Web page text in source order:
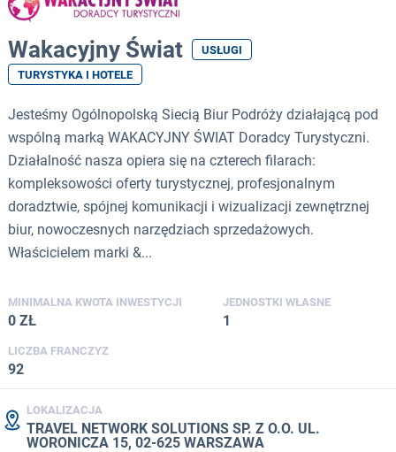
Wakacyjny Świat
USŁUGI
TURYSTYKA I HOTELE
Jesteśmy Ogólnopolską Siecią Biur Podróży działającą pod
wspólną marką WAKACYJNY ŚWIAT Doradcy Turystyczni.
Działalność nasza opiera się na czterech filarach:
kompleksowości oferty turystycznej, profesjonalnym
doradztwie, spójnej komunikacji i wizualizacji zewnętrznej
biur, nowoczesnych narzędziach sprzedażowych.
Właścicielem marki &...
MINIMALNA KWOTA INWESTYCJI
0 ZŁ
JEDNOSTKI WŁASNE
1
LICZBA FRANCZYZ
92
LOKALIZACJA
TRAVEL NETWORK SOLUTIONS SP. Z O.O. UL.
WORONICZA 15, 02-625 WARSZAWA